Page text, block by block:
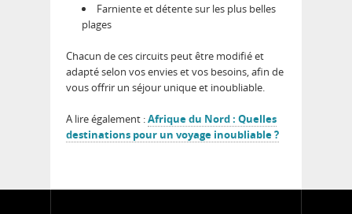
Farniente et détente sur les plus belles
plages
Chacun de ces circuits peut être modifié et
adapté selon vos envies et vos besoins, afin de
vous offrir un séjour unique et inoubliable.
A lire également :Afrique du Nord : Quelles
destinations pour un voyage inoubliable ?